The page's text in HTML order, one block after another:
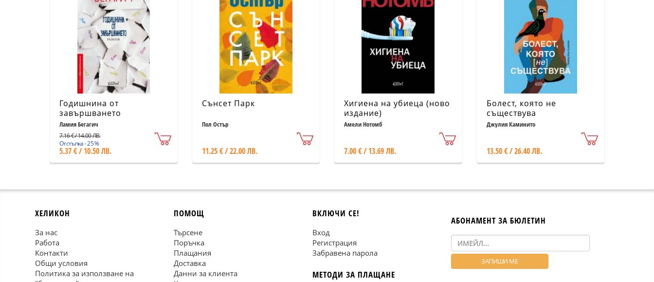
Годишнина от
завършването
Ламия Бегагич
7.16 € / 14.00 ЛВ.
Отстъпка - 25 %
5.37 € / 10.50 ЛВ.
Сънсет Парк
Пол Остър
11.25 € / 22.00 ЛВ.
Хигиена на убиеца (ново
издание)
Амели Нотомб
7.00 € / 13.69 ЛВ.
Болест, която не
съществува
Джулия Каминито
13.50 € / 26.40 ЛВ.
ХЕЛИКОН
За нас
Работа
Контакти
Общи условия
Политика за използване на
ПОМОЩ
Търсене
Поръчка
Плащания
Доставка
Данни за клиента
ВКЛЮЧИ СЕ!
Вход
Регистрация
Забравена парола
МЕТОДИ ЗА ПЛАЩАНЕ
АБОНАМЕНТ ЗА БЮЛЕТИН